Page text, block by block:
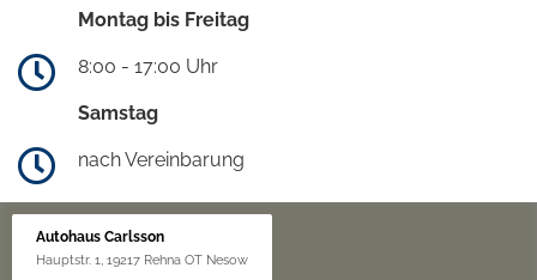
Montag bis Freitag
8:00 - 17:00 Uhr
Samstag
nach Vereinbarung
Autohaus Carlsson
Hauptstr. 1, 19217 Rehna OT Nesow